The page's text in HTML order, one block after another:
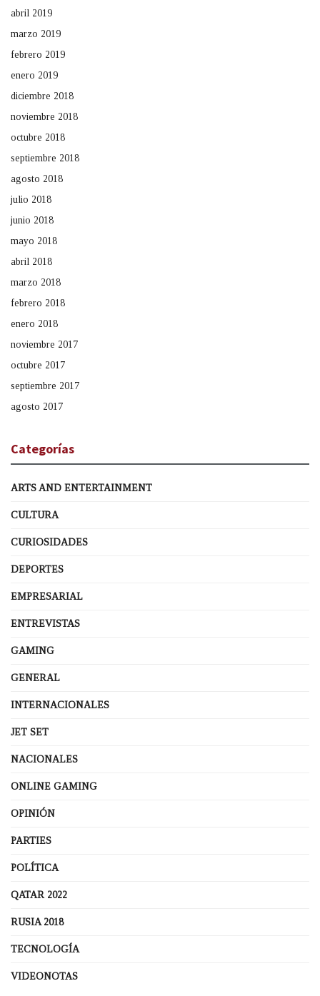
abril 2019
marzo 2019
febrero 2019
enero 2019
diciembre 2018
noviembre 2018
octubre 2018
septiembre 2018
agosto 2018
julio 2018
junio 2018
mayo 2018
abril 2018
marzo 2018
febrero 2018
enero 2018
noviembre 2017
octubre 2017
septiembre 2017
agosto 2017
Categorías
ARTS AND ENTERTAINMENT
CULTURA
CURIOSIDADES
DEPORTES
EMPRESARIAL
ENTREVISTAS
GAMING
GENERAL
INTERNACIONALES
JET SET
NACIONALES
ONLINE GAMING
OPINIÓN
PARTIES
POLÍTICA
QATAR 2022
RUSIA 2018
TECNOLOGÍA
VIDEONOTAS